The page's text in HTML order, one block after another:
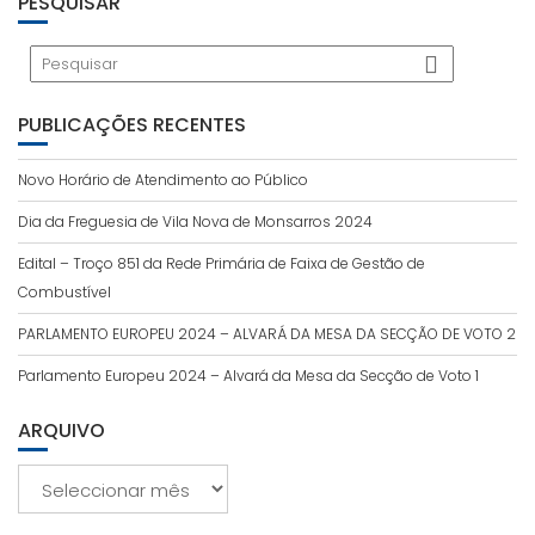
PUBLICAÇÕES RECENTES
Novo Horário de Atendimento ao Público
Dia da Freguesia de Vila Nova de Monsarros 2024
Edital – Troço 851 da Rede Primária de Faixa de Gestão de
Combustível
PARLAMENTO EUROPEU 2024 – ALVARÁ DA MESA DA SECÇÃO DE VOTO 2
Parlamento Europeu 2024 – Alvará da Mesa da Secção de Voto 1
ARQUIVO